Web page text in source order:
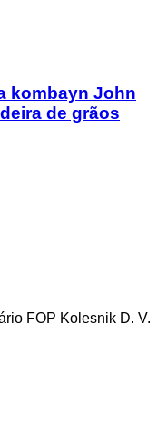
kombayn John
de grãos
FOP Kolesnik D. V.